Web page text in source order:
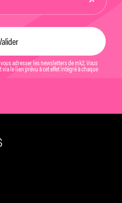
adresser les newsletters de mk2. Vous
le lien prévu à cet effet intégré à chaque